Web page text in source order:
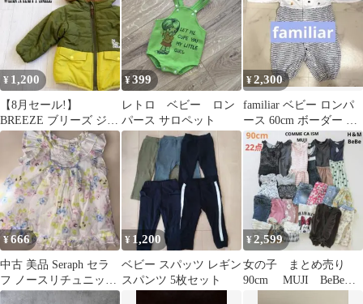
¥ 1,200
【8月セール!】
BREEZE ブリーズ ジャ
ンパー リバーシブル サ
イズ90
¥399
レトロ ベビー ロン
パース サロペット
¥2,300
familiar ベビー ロンパ
ース 60cm ボーダー 刺
繍
¥666
中古 美品 Seraph セラ
フ ノースリチュニック
ブラウス
¥ 1,200
ベビー スパッツ レギン
スパンツ 5枚セット
¥2,599
女の子 まとめ売り
90cm MUJI BeBe